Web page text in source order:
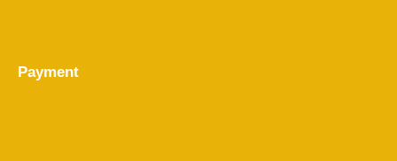
Payment